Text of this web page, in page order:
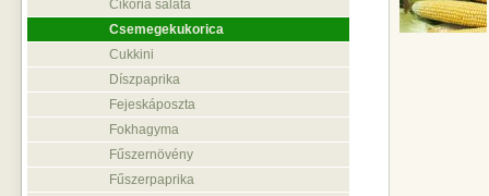
Cikória saláta
Csemegekukorica
Cukkini
Díszpaprika
Fejeskáposzta
Fokhagyma
Fűszernövény
Fűszerpaprika